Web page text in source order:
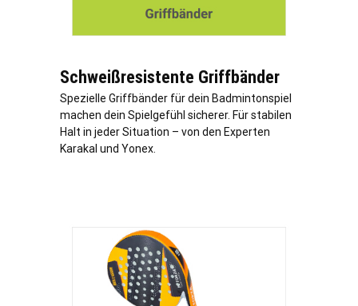
Schweißresistente Griffbänder
Spezielle Griffbänder für dein Badmintonspiel
machen dein Spielgefühl sicherer. Für stabilen
Halt in jeder Situation – von den Experten
Karakal und Yonex.